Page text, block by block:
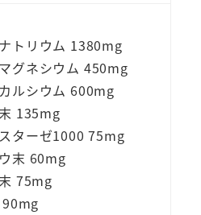
トリウム 1380mg
グネシウム 450mg
ルシウム 600mg
135mg
ターゼ1000 75mg
末 60mg
75mg